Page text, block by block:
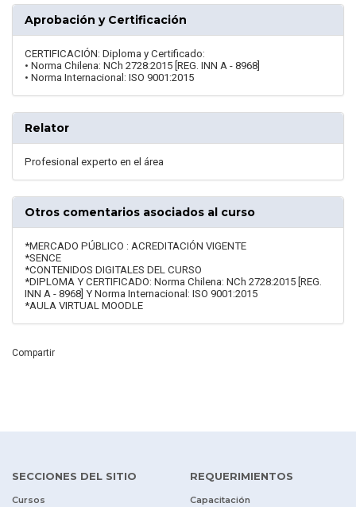
Aprobación y Certificación
CERTIFICACIÓN: Diploma y Certificado:
• Norma Chilena: NCh 2728:2015 [REG. INN A - 8968]
• Norma Internacional: ISO 9001:2015
Relator
Profesional experto en el área
Otros comentarios asociados al curso
*MERCADO PÚBLICO : ACREDITACIÓN VIGENTE
*SENCE
*CONTENIDOS DIGITALES DEL CURSO
*DIPLOMA Y CERTIFICADO: Norma Chilena: NCh 2728:2015 [REG.
INN A - 8968] Y Norma Internacional: ISO 9001:2015
*AULA VIRTUAL MOODLE
Compartir
SECCIONES DEL SITIO
Cursos
REQUERIMIENTOS
Capacitación